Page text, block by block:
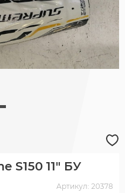
S150 11" БУ
Артикул: 20378